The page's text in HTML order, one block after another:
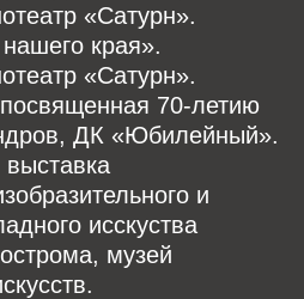
«Сатурн».
края».
«Сатурн».
70-летию
ДК «Юбилейный».
выставка
и
исскуства
музей